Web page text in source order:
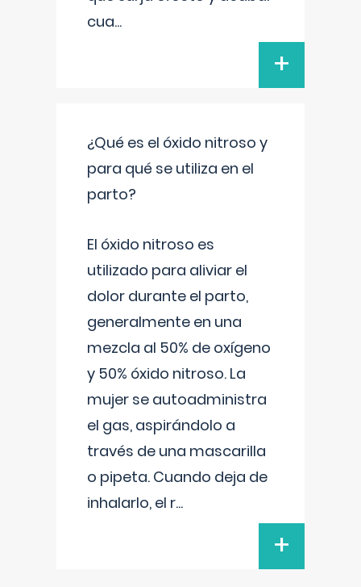
cua...
+
¿Qué es el óxido nitroso y
para qué se utiliza en el
parto?
El óxido nitroso es
utilizado para aliviar el
dolor durante el parto,
generalmente en una
mezcla al 50% de oxígeno
y 50% óxido nitroso. La
mujer se autoadministra
el gas, aspirándolo a
través de una mascarilla
o pipeta. Cuando deja de
inhalarlo, el r...
+